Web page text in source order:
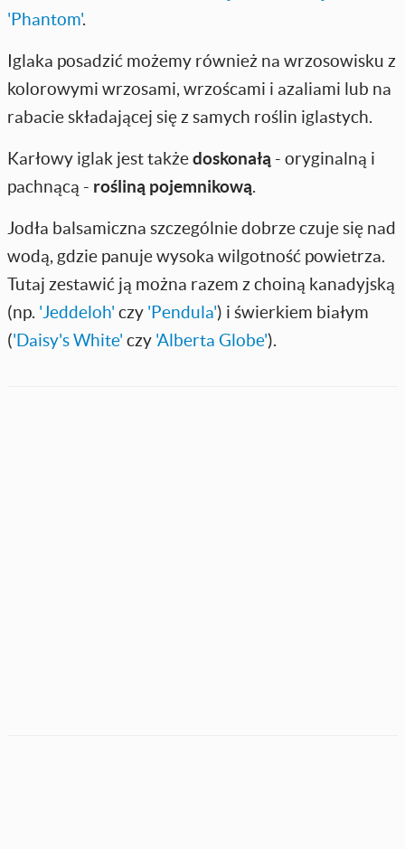
'Phantom'.
Iglaka posadzić możemy również na wrzosowisku z
kolorowymi wrzosami, wrzoścami i azaliami lub na
rabacie składającej się z samych roślin iglastych.
Karłowy iglak jest takżedoskonałą - oryginalną i
pachnącą - rośliną pojemnikową.
Jodła balsamiczna szczególnie dobrze czuje się nad
wodą, gdzie panuje wysoka wilgotność powietrza.
Tutaj zestawić ją można razem z choiną kanadyjską
(np. 'Jeddeloh' czy 'Pendula') i świerkiem białym
('Daisy's White' czy 'Alberta Globe').